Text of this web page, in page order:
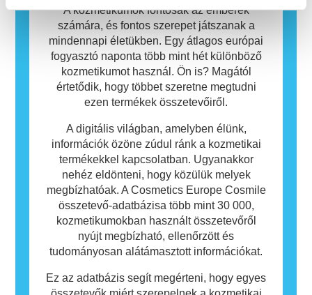
azt, hogy a termék mások számára nem
biztonságos.
A kozmetikumok fontosak az emberek
számára, és fontos szerepet játszanak a
mindennapi életükben. Egy átlagos európai
fogyasztó naponta több mint hét különböző
kozmetikumot használ. Ön is? Magától
értetődik, hogy többet szeretne megtudni
ezen termékek összetevőiről.
A digitális világban, amelyben élünk,
információk özöne zúdul ránk a kozmetikai
termékekkel kapcsolatban. Ugyanakkor
nehéz eldönteni, hogy közülük melyek
megbízhatóak. A Cosmetics Europe Cosmile
összetevő-adatbázisa több mint 30 000,
kozmetikumokban használt összetevőről
nyújt megbízható, ellenőrzött és
tudományosan alátámasztott információkat.
Ez az adatbázis segít megérteni, hogy egyes